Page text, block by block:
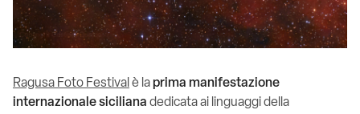
Ragusa Foto Festival è laprima manifestazione
internazionale siciliana dedicata ai linguaggi della